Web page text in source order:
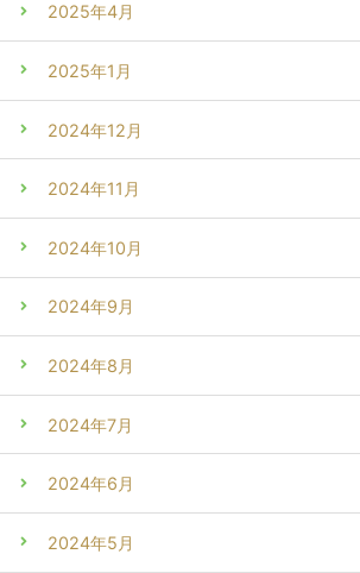
2025年4月
2025年1月
2024年12月
2024年11月
2024年10月
2024年9月
2024年8月
2024年7月
2024年6月
2024年5月